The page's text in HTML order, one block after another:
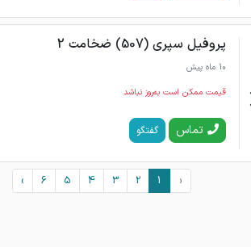
پروفیل سپری (507) ضخامت 2
10 ماه پیش
قیمت ممکن است به‌روز نباشد
تماس گفتگو
‹
1
2
3
4
5
6
›